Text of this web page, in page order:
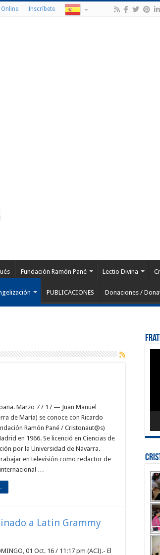
Inscríbete
Fundación Ramón Pané Lectio Divina
PUBLICACIONES Donaciones /
Marzo 7 / 17 — Juan Manuel
de María) se conoce con Ricardo
Ramón Pané / Cristonaut@s)
en 1966. Se licenció en Ciencias de
por la Universidad de Navarra.
en televisión como redactor de
internacional …
a Latin Grammy
01 Oct. 16 / 11:17 pm (ACI).- El